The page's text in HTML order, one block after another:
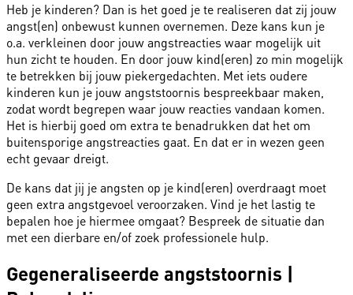
Heb je kinderen? Dan is het goed je te realiseren dat zij jouw
angst(en) onbewust kunnen overnemen. Deze kans kun je
o.a. verkleinen door jouw angstreacties waar mogelijk uit
hun zicht te houden. En door jouw kind(eren) zo min mogelijk
te betrekken bij jouw piekergedachten. Met iets oudere
kinderen kun je jouw angststoornis bespreekbaar maken,
zodat wordt begrepen waar jouw reacties vandaan komen.
Het is hierbij goed om extra te benadrukken dat het om
buitensporige angstreacties gaat. En dat er in wezen geen
echt gevaar dreigt.
De kans dat jij je angsten op je kind(eren) overdraagt moet
geen extra angstgevoel veroorzaken. Vind je het lastig te
bepalen hoe je hiermee omgaat? Bespreek de situatie dan
met een dierbare en/of zoek professionele hulp.
Gegeneraliseerde angststoornis |